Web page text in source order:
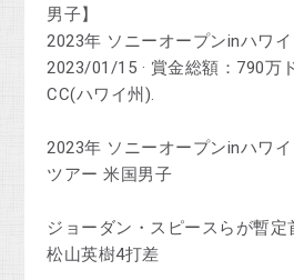
男子】
2023年 ソニーオープンinハワ
2023/01/15 · 賞金総額：790万
CC(ハワイ州).
2023年 ソニーオープンinハワ
ツアー 米国男子
ジョーダン・スピースらが暫定
松山英樹4打差